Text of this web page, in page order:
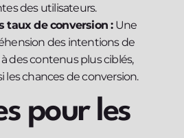
des utilisateurs.
taux de conversion :Une
des intentions de
des contenus plus ciblés,
chances de conversion.
pour les